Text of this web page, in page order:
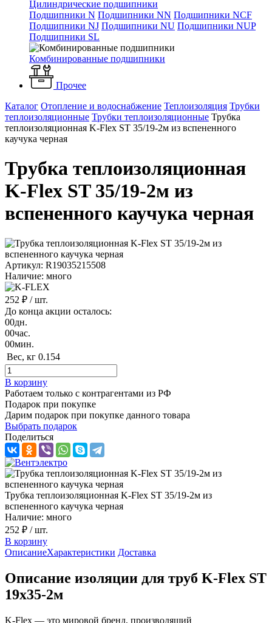
Цилиндрические подшипники
Подшипники N Подшипники NN Подшипники NCF
Подшипники NJ Подшипники NU Подшипники NUP
Подшипники SL
Комбинированные подшипники
Прочее
Каталог Отопление и водоснабжение Теплоизоляция Трубки
теплоизоляционные Трубки теплоизоляционные Трубка
теплоизоляционная K-Flex ST 35/19-2м из вспененного
каучука черная
Трубка теплоизоляционная
K-Flex ST 35/19-2м из
вспененного каучука черная
Артикул: R19035215508
Наличие: много
252 ₽ / шт.
До конца акции осталось:
00дн.
00час.
00мин.
Вес, кг 0.154
В корзину
Работаем только с контрагентами из РФ
Подарок при покупке
Дарим подарок при покупке данного товара
Выбрать подарок
Поделиться
Трубка теплоизоляционная K-Flex ST 35/19-2м из
вспененного каучука черная
Наличие: много
252 ₽ / шт.
В корзину
ОписаниеХарактеристики Доставка
Описание изоляции для труб K-Flex ST
19х35-2м
K-Flex — это мировой бренд, производящий